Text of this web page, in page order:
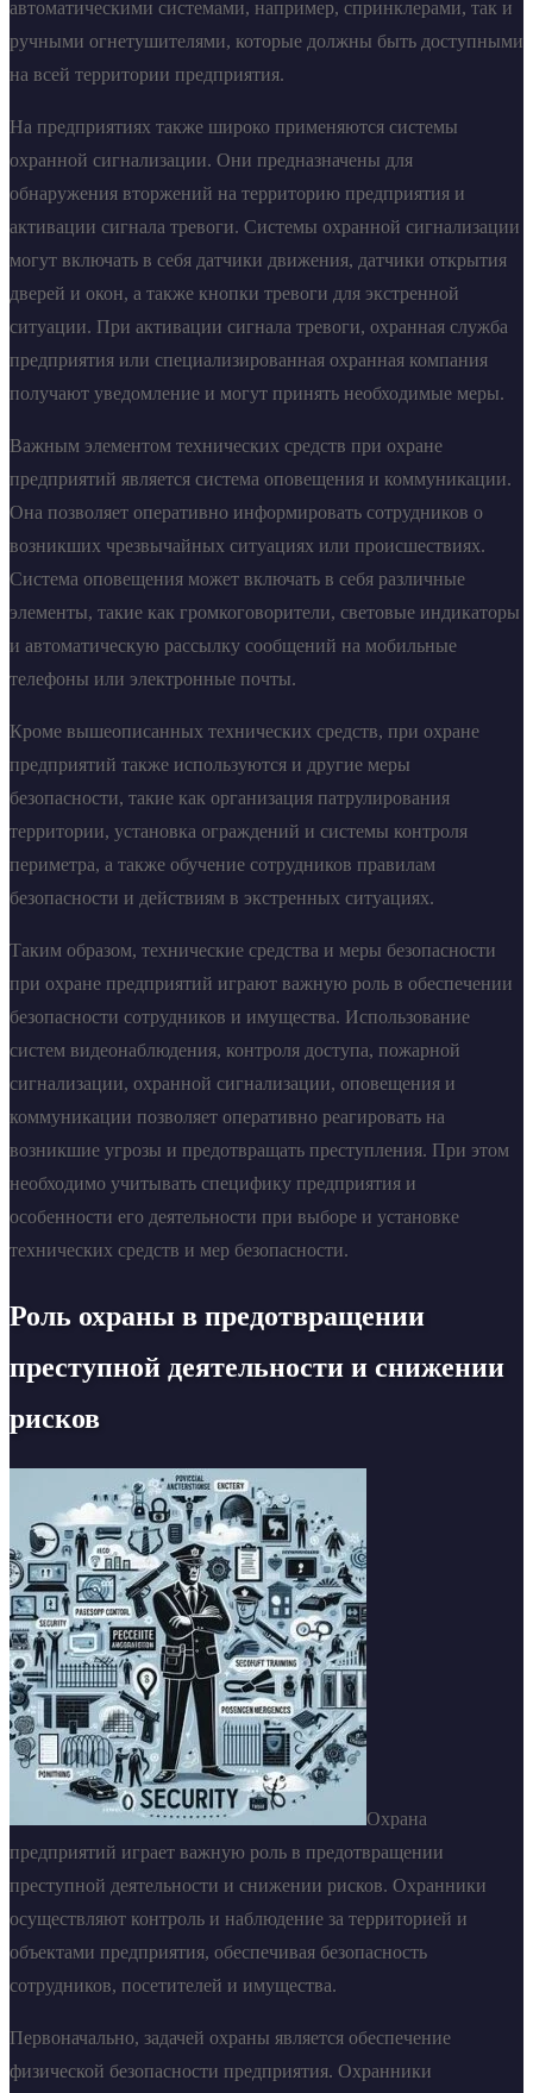
автоматическими системами, например, спринклерами, так и
ручными огнетушителями, которые должны быть доступными
на всей территории предприятия.
На предприятиях также широко применяются системы
охранной сигнализации. Они предназначены для
обнаружения вторжений на территорию предприятия и
активации сигнала тревоги. Системы охранной сигнализации
могут включать в себя датчики движения, датчики открытия
дверей и окон, а также кнопки тревоги для экстренной
ситуации. При активации сигнала тревоги, охранная служба
предприятия или специализированная охранная компания
получают уведомление и могут принять необходимые меры.
Важным элементом технических средств при охране
предприятий является система оповещения и коммуникации.
Она позволяет оперативно информировать сотрудников о
возникших чрезвычайных ситуациях или происшествиях.
Система оповещения может включать в себя различные
элементы, такие как громкоговорители, световые индикаторы
и автоматическую рассылку сообщений на мобильные
телефоны или электронные почты.
Кроме вышеописанных технических средств, при охране
предприятий также используются и другие меры
безопасности, такие как организация патрулирования
территории, установка ограждений и системы контроля
периметра, а также обучение сотрудников правилам
безопасности и действиям в экстренных ситуациях.
Таким образом, технические средства и меры безопасности
при охране предприятий играют важную роль в обеспечении
безопасности сотрудников и имущества. Использование
систем видеонаблюдения, контроля доступа, пожарной
сигнализации, охранной сигнализации, оповещения и
коммуникации позволяет оперативно реагировать на
возникшие угрозы и предотвращать преступления. При этом
необходимо учитывать специфику предприятия и
особенности его деятельности при выборе и установке
технических средств и мер безопасности.
Роль охраны в предотвращении
преступной деятельности и снижении
рисков
Охрана
предприятий играет важную роль в предотвращении
преступной деятельности и снижении рисков. Охранники
осуществляют контроль и наблюдение за территорией и
объектами предприятия, обеспечивая безопасность
сотрудников, посетителей и имущества.
Первоначально, задачей охраны является обеспечение
физической безопасности предприятия. Охранники